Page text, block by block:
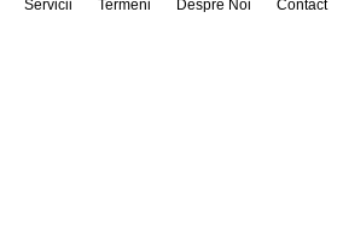
Servicii Termeni Despre Noi Contact